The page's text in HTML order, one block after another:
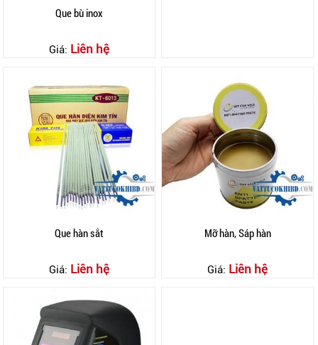
Que bù inox
Giá: Liên hệ
Que hàn sắt
Giá: Liên hệ
Mỡ hàn, Sáp hàn
Giá: Liên hệ